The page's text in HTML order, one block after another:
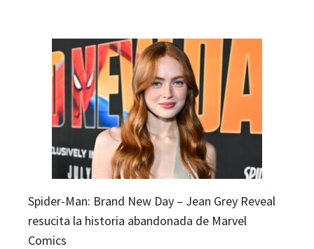
Spider-Man: Brand New Day – Jean Grey Reveal
resucita la historia abandonada de Marvel
Comics